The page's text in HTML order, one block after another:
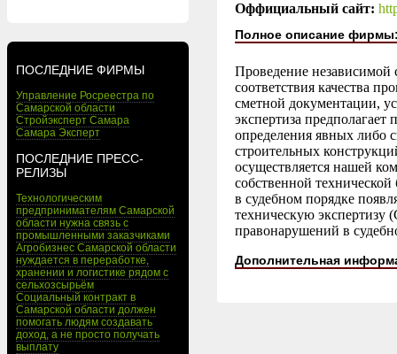
ПОСЛЕДНИЕ ФИРМЫ
Управление Росреестра по
Самарской области
Стройэксперт Самара
Самара Эксперт
ПОСЛЕДНИЕ ПРЕСС-
РЕЛИЗЫ
Технологическим
предпринимателям Самарской
области нужна связь с
промышленными заказчиками
Агробизнес Самарской области
нуждается в переработке,
хранении и логистике рядом с
сельхозсырьём
Социальный контракт в
Самарской области должен
помогать людям создавать
доход, а не просто получать
выплату
Оффициальный сайт:
Полное описание
Проведение независимой
соответствия качества
сметной документации,
экспертиза
определения явных либо
строительных
осуществляется нашей
собственной
в судебном порядке
техническую экспертизу
правонарушений в
Дополнительная